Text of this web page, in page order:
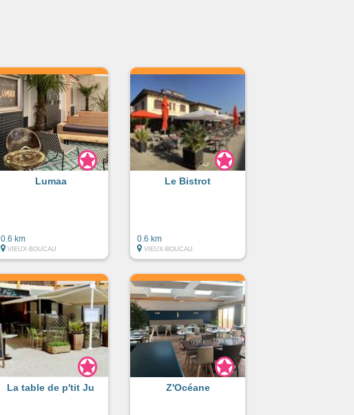
Lumaa
0.6 km
VIEUX-BOUCAU
Le Bistrot
0.6 km
VIEUX-BOUCAU
La table de p'tit Ju Z'Océane